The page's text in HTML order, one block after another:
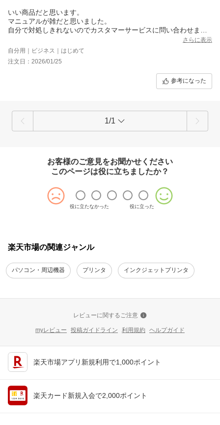
いい商品だと思います。
マニュアルが雑だと思いました。
自分で対処しきれないのでカスタマーサービスに問い合わせまし
カスタマーサービスの対応はとても丁寧な対応でした。
さらに表示
自分用｜ビジネス｜はじめて
注文日：2026/01/25
参考になった
1/1
お客様のご意見をお聞かせください
このページは役に立ちましたか？
役に立たなかった 役に立った
楽天市場の関連ジャンル
パソコン・周辺機器 プリンタ インクジェットプリンタ
レビューに関するご注意
myレビュー 投稿ガイドライン 利用規約 ヘルプガイド
楽天市場アプリ新規利用で1,000ポイント
楽天カード新規入会で2,000ポイント